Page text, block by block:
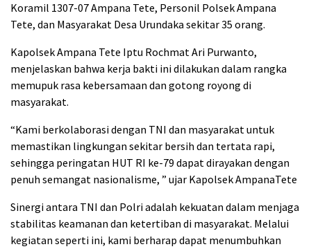
Koramil 1307-07 Ampana Tete, Personil Polsek Ampana
Tete, dan Masyarakat Desa Urundaka sekitar 35 orang.
Kapolsek Ampana Tete Iptu Rochmat Ari Purwanto,
menjelaskan bahwa kerja bakti ini dilakukan dalam rangka
memupuk rasa kebersamaan dan gotong royong di
masyarakat.
“Kami berkolaborasi dengan TNI dan masyarakat untuk
memastikan lingkungan sekitar bersih dan tertata rapi,
sehingga peringatan HUT RI ke-79 dapat dirayakan dengan
penuh semangat nasionalisme, ” ujar Kapolsek AmpanaTete
Sinergi antara TNI dan Polri adalah kekuatan dalam menjaga
stabilitas keamanan dan ketertiban di masyarakat. Melalui
kegiatan seperti ini, kami berharap dapat menumbuhkan